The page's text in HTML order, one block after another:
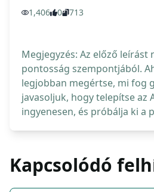
1,406 0 713
Megjegyzés: Az előző leírást
pontosság szempontjából.
legjobban megértse, mi fog
javasoljuk, hogy telepítse az
ingyenesen, és próbálja ki a
Kapcsolódó